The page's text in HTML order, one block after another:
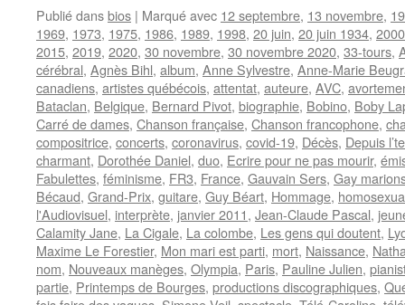
Publié dansbios | Marqué avec 12 septembre, 13 novembre,
1969, 1973, 1975, 1986, 1989, 1998, 20 juin, 20 juin 1934, 2000
2015, 2019, 2020, 30 novembre, 30 novembre 2020, 33-tours,
cérébral, Agnès Bihl, album, Anne Sylvestre, Anne-Marie
canadiens, artistes québécois, attentat, auteure, AVC,
Bataclan, Belgique, Bernard Pivot, biographie, Bobino, Boby
Carré de dames, Chanson française, Chanson francophone,
compositrice, concerts, coronavirus, covid-19, Décès, Depuis
charmant, Dorothée Daniel, duo, Ecrire pour ne pas mourir,
Fabulettes, féminisme, FR3, France, Gauvain Sers, Gay
Bécaud, Grand-Prix, guitare, Guy Béart, Hommage,
l'Audiovisuel, interprète, janvier 2011, Jean-Claude Pascal,
Calamity Jane, La Cigale, La colombe, Les gens qui doutent,
Maxime Le Forestier, Mon mari est parti, mort, Naissance,
nom, Nouveaux manèges, Olympia, Paris, Pauline Julien,
partie, Printemps de Bourges, productions discographiques,